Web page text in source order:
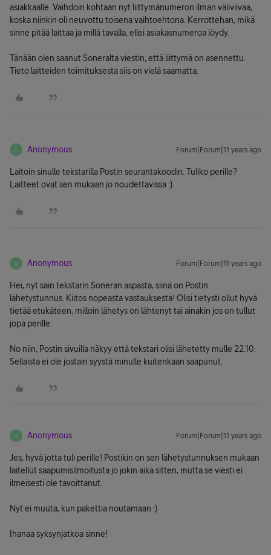
asiakkaalle. Vaihdoin kohtaan nyt liittymänumeron ilman väliviivaa,
koska niinkin oli neuvottu toisena vaihtoehtona. Kerrottehan, mikä
sinne pitää laittaa ja millä tavalla, ellei asiakasnumeroa löydy.
Tänään olen saanut Soneralta viestin, että liittymä on asennettu.
Tieto laitteiden toimituksesta siis on vielä saamatta.
A Anonymous Forum|Forum|11 years ago
Laitoin sinulle tekstarilla Postin seurantakoodin. Tuliko perille?
Laitteet ovat sen mukaan jo noudettavissa :)
A Anonymous Forum|Forum|11 years ago
Hei, nyt sain tekstarin Soneran aspasta, siinä on Postin
lähetystunnus. Kiitos nopeasta vastauksesta! Olisi tietysti ollut hyvä
tietää etukäteen, milloin lähetys on lähtenyt tai ainakin jos on tullut
jopa perille.
No niin, Postin sivuilla näkyy että tekstari olisi lähetetty mulle 22.10.
Sellaista ei ole jostain syystä minulle kuitenkaan saapunut.
A Anonymous Forum|Forum|11 years ago
Jes, hyvä jotta tuli perille! Postikin on sen lähetystunnuksen mukaan
laitellut saapumisilmoitusta jo jokin aika sitten, mutta se viesti ei
ilmeisesti ole tavoittanut.
Nyt ei muuta, kun pakettia noutamaan :)
Ihanaa syksynjatkoa sinne!